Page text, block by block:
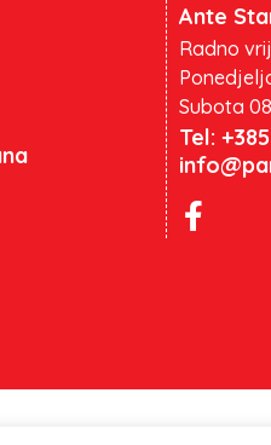
Ante
Radno
Subota
Tel: